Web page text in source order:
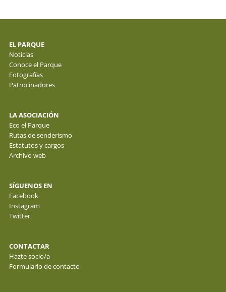
EL PARQUE
Noticias
Conoce el Parque
Fotografías
Patrocinadores
LA ASOCIACIÓN
Eco el Parque
Rutas de senderismo
Estatutos y cargos
Archivo web
SÍGUENOS EN
Facebook
Instagram
Twitter
CONTACTAR
Hazte socio/a
Formulario de contacto